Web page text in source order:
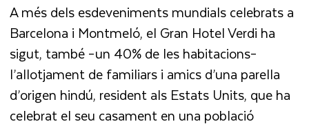
A més dels esdeveniments mundials celebrats a
Barcelona i Montmeló, el Gran Hotel Verdi ha
sigut, també –un 40% de les habitacions–
l’allotjament de familiars i amics d’una parella
d’origen hindú, resident als Estats Units, que ha
celebrat el seu casament en una població